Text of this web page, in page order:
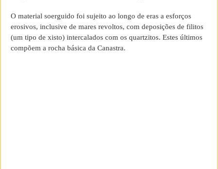
O material soerguido foi sujeito ao longo de eras a esforços
erosivos, inclusive de mares revoltos, com deposições de filitos
(um tipo de xisto) intercalados com os quartzitos. Estes últimos
compõem a rocha básica da Canastra.